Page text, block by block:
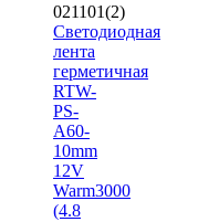
021101(2)
Светодиодная
лента
герметичная
RTW-
PS-
A60-
10mm
12V
Warm3000
(4.8